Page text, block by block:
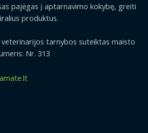
pajėgas į aptarnavimo kokybę, greiti
produktus.
tarnybos suteiktas maisto
Nr. 313